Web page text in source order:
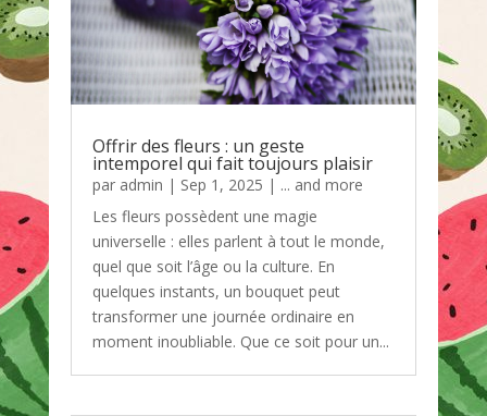
Offrir des fleurs : un geste
intemporel qui fait toujours plaisir
par admin | Sep 1, 2025 | ... and more
Les fleurs possèdent une magie
universelle : elles parlent à tout le monde,
quel que soit l’âge ou la culture. En
quelques instants, un bouquet peut
transformer une journée ordinaire en
moment inoubliable. Que ce soit pour un...